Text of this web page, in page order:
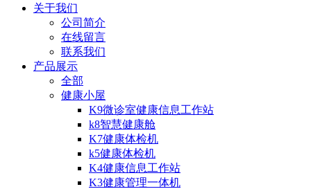
关于我们
公司简介
在线留言
联系我们
产品展示
全部
健康小屋
K9微诊室健康信息工作站
k8智慧健康舱
K7健康体检机
k5健康体检机
K4健康信息工作站
K3健康管理一体机